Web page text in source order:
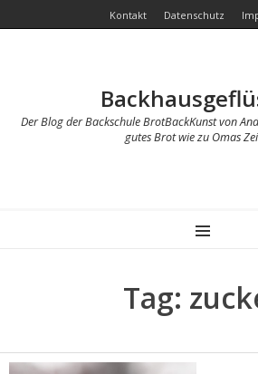
Kontakt Datenschutz
Der Blog der Backschule BrotBackKunst von
gutes Brot wie zu Omas
MENU
Tag: